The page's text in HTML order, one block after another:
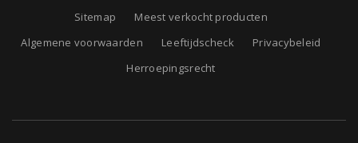
Sitemap
Meest verkocht producten
Algemene voorwaarden
Leeftijdscheck
Privacybeleid
Herroepingsrecht